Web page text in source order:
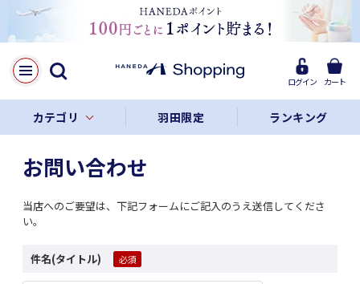
ログイン カート
カテゴリ 羽田限定 ランキング
お問い合わせ
当店へのご要望は、下記フォームにご記入のうえ送信してくださ
い。
件名(タイトル)